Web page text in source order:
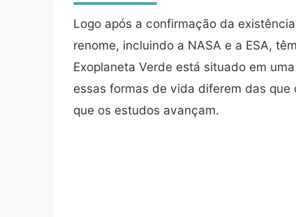
Logo após a confirmação da
renome, incluindo a NASA e a ESA,
Exoplaneta Verde está situado em
essas formas de vida diferem das
que os estudos avançam.